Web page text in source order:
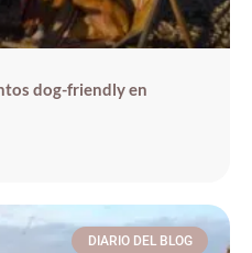
dog-friendly en
DIARIO DEL BLOG